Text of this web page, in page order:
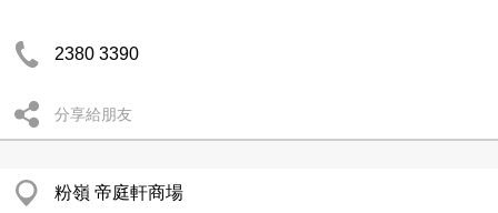
2380 3390
分享給朋友
粉嶺 帝庭軒商場